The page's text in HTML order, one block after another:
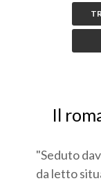
Il
"Seduto
da letto